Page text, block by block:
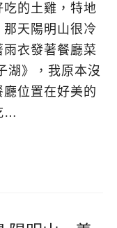
的土雞，特地
天陽明山很冷
衣發著餐廳菜
湖》，我原本沒
位置在好美的
…